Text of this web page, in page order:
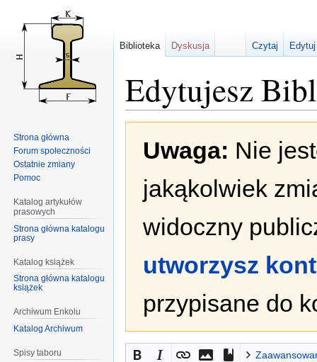
Edytujesz
nawigacji
wyszukiwania
Uwaga: Nie
jakąkolwiek
widoczny
utworzysz
przypisane do
Biblioteka Dyskusja Czytaj
Strona główna
Forum społeczności
Ostatnie zmiany
Pomoc
Katalog artykułów
prasowych
Strona główna katalogu
prasy
Katalog książek
Strona główna katalogu
książek
Archiwum Enkolu
Katalog Archiwum
Spisy taboru